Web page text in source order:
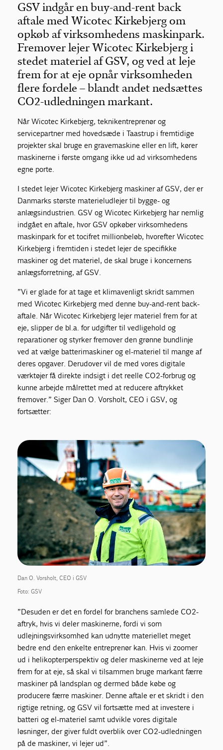
GSV indgår en buy-and-rent back
aftale med Wicotec Kirkebjerg om
opkøb af virksomhedens maskinpark.
Fremover lejer Wicotec Kirkebjerg i
stedet materiel af GSV, og ved at leje
frem for at eje opnår virksomheden
flere fordele – blandt andet nedsættes
CO2-udledningen markant.
Når Wicotec Kirkebjerg, teknikentreprenør og
servicepartner med hovedsæde i Taastrup i fremtidige
projekter skal bruge en gravemaskine eller en lift, kører
maskinerne i første omgang ikke ud ad virksomhedens
egne porte.
I stedet lejer Wicotec Kirkebjerg maskiner af GSV, der er
Danmarks største materieludlejer til bygge- og
anlægsindustrien. GSV og Wicotec Kirkebjerg har nemlig
indgået en aftale, hvor GSV opkøber virksomhedens
maskinpark for et tocifret millionbeløb, hvorefter Wicotec
Kirkebjerg i fremtiden i stedet lejer de specifikke
maskiner og det materiel, de skal bruge i koncernens
anlægsforretning, af GSV.
”Vi er glade for at tage et klimavenligt skridt sammen
med Wicotec Kirkebjerg med denne buy-and-rent back-
aftale. Når Wicotec Kirkebjerg lejer materiel frem for at
eje, slipper de bl.a. for udgifter til vedligehold og
reparationer og styrker fremover den grønne bundlinje
ved at vælge batterimaskiner og el-materiel til mange af
deres opgaver. Derudover vil de med vores digitale
værktøjer få direkte indsigt i det reelle CO2-forbrug og
kunne arbejde målrettet med at reducere aftrykket
fremover.” Siger Dan O. Vorsholt, CEO i GSV, og
fortsætter:
Dan O. Vorsholt, CEO i GSV
Foto: GSV
”Desuden er det en fordel for branchens samlede CO2-
aftryk, hvis vi deler maskinerne, fordi vi som
udlejningsvirksomhed kan udnytte materiellet meget
bedre end den enkelte entreprenør kan. Hvis vi zoomer
ud i helikopterperspektiv og deler maskinerne ved at leje
frem for at eje, så skal vi tilsammen bruge markant færre
maskiner på landsplan og dermed både købe og
producere færre maskiner. Denne aftale er et skridt i den
rigtige retning, og GSV vil fortsætte med at investere i
batteri og el-materiel samt udvikle vores digitale
løsninger, der giver fuldt overblik over CO2-udledningen
på de maskiner, vi lejer ud”.